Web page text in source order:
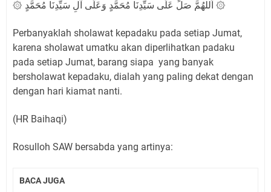
۞ اَللهُمَّ صَلِّ عَلَى سَيِّدِنَا مُحَمَّدٍ وَعَلَى آلِ سَيِّدِنَا مُحَمَّدٍ ۞
Perbanyaklah sholawat kepadaku pada setiap Jumat,
karena sholawat umatku akan diperlihatkan padaku
pada setiap Jumat, barang siapa yang banyak
bersholawat kepadaku, dialah yang paling dekat dengan
dengan hari kiamat nanti.
(HR Baihaqi)
Rosulloh SAW bersabda yang artinya:
BACA JUGA